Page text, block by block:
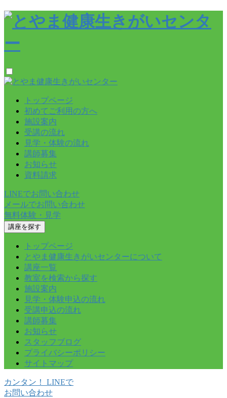
トップページ
初めてご利用の方へ
施設案内
受講の流れ
見学・体験の流れ
講師募集
お知らせ
資料請求
LINEでお問い合わせ
メールでお問い合わせ
無料体験・見学
講座を探す
トップページ
とやま健康生きがいセンターについて
講座一覧
教室を検索から探す
施設案内
見学・体験申込の流れ
受講申込の流れ
講師募集
お知らせ
スタッフブログ
プライバシーポリシー
サイトマップ
カンタン！ LINEで
お問い合わせ